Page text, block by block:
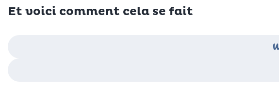
Et voici comment cela se fait